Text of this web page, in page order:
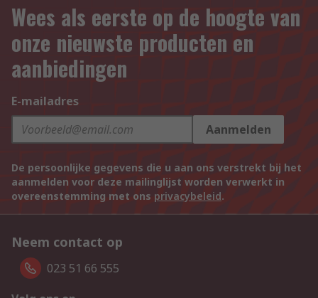
Wees als eerste op de hoogte van
onze nieuwste producten en
aanbiedingen
E-mailadres
Aanmelden
De persoonlijke gegevens die u aan ons verstrekt bij het
aanmelden voor deze mailinglijst worden verwerkt in
overeenstemming met ons privacybeleid.
Neem contact op
023 51 66 555